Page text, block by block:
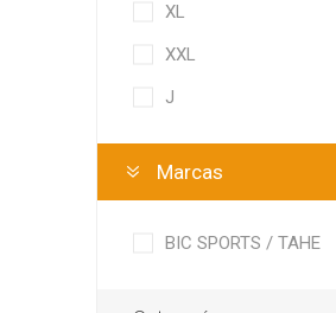
XL
XXL
J
Marcas
BIC SPORTS / TAHE